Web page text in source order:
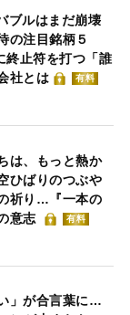
ブルはまだ崩壊
の注目銘柄５
終止符を打つ「誰
社とは
有料
は、もっと熱か
ひばりのつぶや
祈り…『一本の
意志
有料
」が合言葉に…